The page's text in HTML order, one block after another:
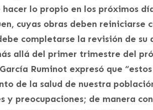
hacer lo propio en los próximos
cuyas obras deben reiniciarse
completarse la revisión de su
allá del primer trimestre del
Ruminot expresó que
de la salud de nuestra
y preocupaciones; de manera